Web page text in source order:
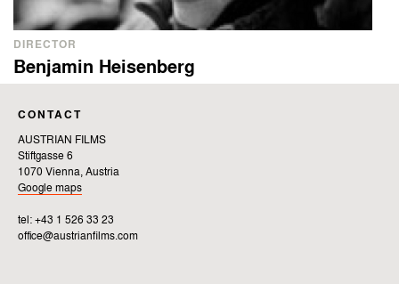
DIRECTOR
Benjamin Heisenberg
CONTACT
AUSTRIAN FILMS
Stiftgasse 6
1070 Vienna, Austria
Google maps
tel: +43 1 526 33 23
office@austrianfilms.com